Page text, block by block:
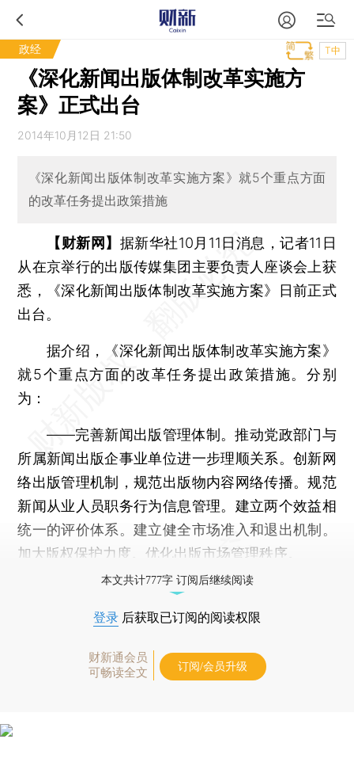
政经 T中
《深化新闻出版体制改革实施方
案》正式出台
2014年10月12日 21:50
《深化新闻出版体制改革实施方案》就5个重点方面
的改革任务提出政策措施
【财新网】 据新华社10月11日消息，记者11日
从在京举行的出版传媒集团主要负责人座谈会上获
悉，《深化新闻出版体制改革实施方案》日前正式
出台。
据介绍，《深化新闻出版体制改革实施方案》
就5个重点方面的改革任务提出政策措施。分别
为：
——完善新闻出版管理体制。推动党政部门与
所属新闻出版企事业单位进一步理顺关系。创新网
络出版管理机制，规范出版物内容网络传播。规范
新闻从业人员职务行为信息管理。建立两个效益相
统一的评价体系。建立健全市场准入和退出机制。
加大版权保护力度。优化出版市场管理秩序。
本文共计777字 订阅后继续阅读
登录 后获取已订阅的阅读权限
财新通会员
可畅读全文
订阅/会员升级